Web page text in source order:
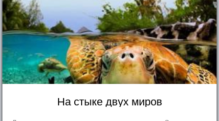
На стыке двух миров